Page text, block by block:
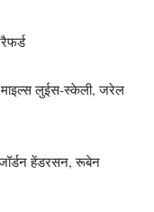
माइल्स लुईस-स्केली, जरेल
जॉर्डन हेंडरसन, रूबेन